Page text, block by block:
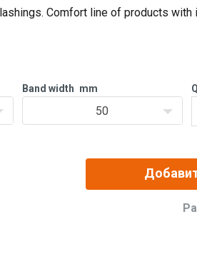
Comfort line of products
Band width mm
50